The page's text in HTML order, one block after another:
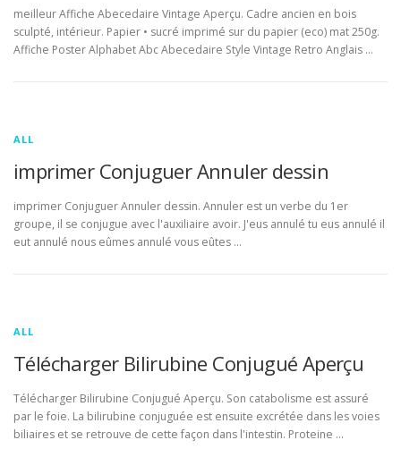
meilleur Affiche Abecedaire Vintage Aperçu. Cadre ancien en bois
sculpté, intérieur. Papier • sucré imprimé sur du papier (eco) mat 250g.
Affiche Poster Alphabet Abc Abecedaire Style Vintage Retro Anglais …
ALL
imprimer Conjuguer Annuler dessin
imprimer Conjuguer Annuler dessin. Annuler est un verbe du 1er
groupe, il se conjugue avec l'auxiliaire avoir. J'eus annulé tu eus annulé il
eut annulé nous eûmes annulé vous eûtes …
ALL
Télécharger Bilirubine Conjugué Aperçu
Télécharger Bilirubine Conjugué Aperçu. Son catabolisme est assuré
par le foie. La bilirubine conjuguée est ensuite excrétée dans les voies
biliaires et se retrouve de cette façon dans l'intestin. Proteine …